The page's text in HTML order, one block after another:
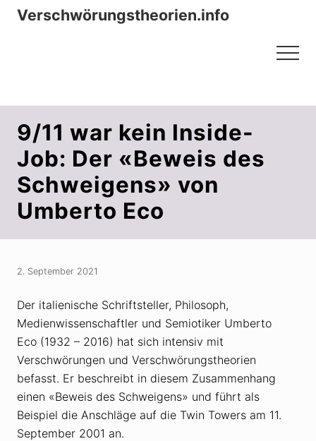
Menu
Zum
ZurVerschwörungstheorien.info
Menu
9/11 war kein Inside-
Job: Der «Beweis des
Schweigens» von
Umberto Eco
2. September 2021
Der italienische Schriftsteller, Philosoph,
Medienwissenschaftler und Semiotiker Umberto
Eco (1932 – 2016) hat sich intensiv mit
Verschwörungen und Verschwörungstheorien
befasst. Er beschreibt in diesem Zusammenhang
einen «Beweis des Schweigens» und führt als
Beispiel die Anschläge auf die Twin Towers am 11.
September 2001 an.